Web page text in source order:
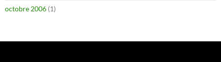
octobre 2006 (1)